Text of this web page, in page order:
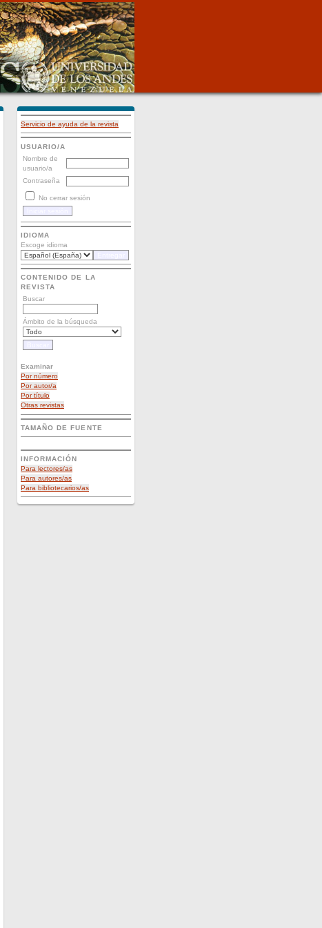
Servicio de ayuda de la revista
USUARIO/A
Nombre de
usuario/a
Contraseña
No cerrar sesión
IDIOMA
Escoge idioma
CONTENIDO DE LA
REVISTA
Buscar
Ámbito de la búsqueda
Examinar
Por número
Por autor/a
Por título
Otras revistas
TAMAÑO DE FUENTE
INFORMACIÓN
Para lectores/as
Para autores/as
Para bibliotecarios/as